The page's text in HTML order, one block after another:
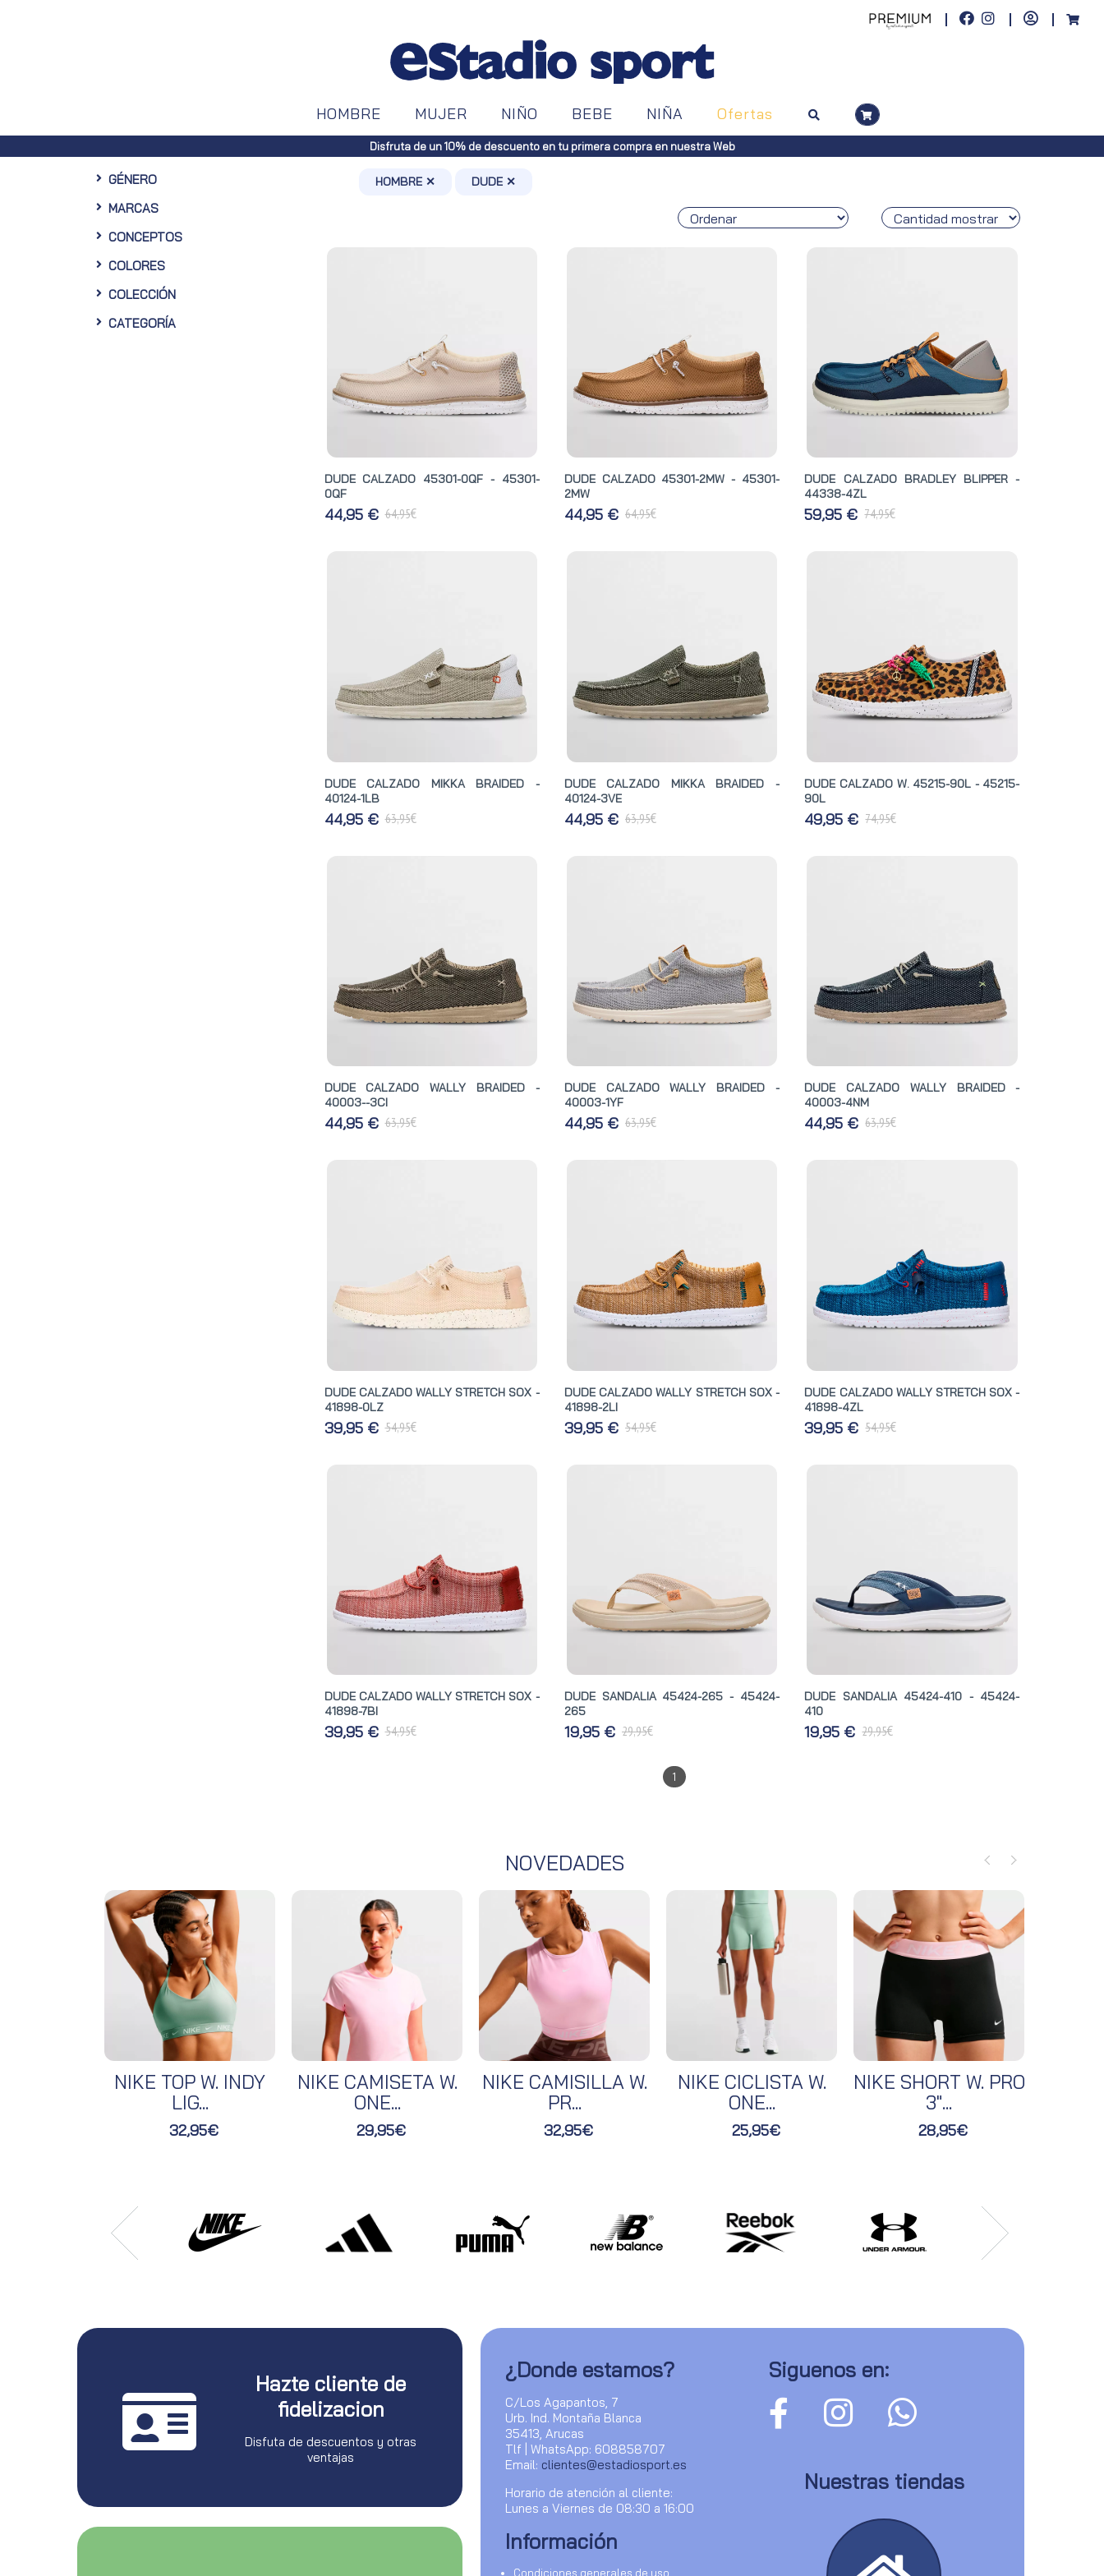
HOMBRE MUJER NIÑO BEBE NIÑA Ofertas
GÉNERO
MARCAS
CONCEPTOS
COLORES
COLECCIÓN
CATEGORÍA
HOMBRE ✕ DUDE ✕
DUDE CALZADO 45301-0QF - 45301-
0QF
44,95 € 64,95€
DUDE CALZADO 45301-2MW - 45301-
2MW
44,95 € 64,95€
DUDE CALZADO BRADLEY BLIPPER -
44338-4ZL
59,95 € 74,95€
DUDE CALZADO MIKKA BRAIDED -
40124-1LB
44,95 € 63,95€
DUDE CALZADO MIKKA BRAIDED -
40124-3VE
44,95 € 63,95€
DUDE CALZADO W. 45215-90L - 45215-
90L
49,95 € 74,95€
DUDE CALZADO WALLY BRAIDED -
40003--3CI
44,95 € 63,95€
DUDE CALZADO WALLY BRAIDED -
40003-1YF
44,95 € 63,95€
DUDE CALZADO WALLY BRAIDED -
40003-4NM
44,95 € 63,95€
DUDE CALZADO WALLY STRETCH SOX -
41898-0LZ
39,95 € 54,95€
DUDE CALZADO WALLY STRETCH SOX -
41898-2LI
39,95 € 54,95€
DUDE CALZADO WALLY STRETCH SOX -
41898-4ZL
39,95 € 54,95€
DUDE CALZADO WALLY STRETCH SOX -
41898-7BI
39,95 € 54,95€
DUDE SANDALIA 45424-265 - 45424-
265
19,95 € 29,95€
DUDE SANDALIA 45424-410 - 45424-
410
19,95 € 29,95€
1
NOVEDADES
NIKE TOP W. INDY
LIG...
32,95€
NIKE CAMISETA W.
ONE...
29,95€
NIKE CAMISILLA W.
PR...
32,95€
NIKE CICLISTA W.
ONE...
25,95€
NIKE SHORT W. PRO
3"...
28,95€
Hazte cliente de
fidelizacion
Disfuta de descuentos y otras
ventajas
¿Donde estamos?
C/Los Agapantos, 7
Urb. Ind. Montaña Blanca
35413, Arucas
Tlf | WhatsApp: 608858707
Email: clientes@estadiosport.es
Horario de atención al cliente:
Lunes a Viernes de 08:30 a 16:00
Información
Condiciones generales de uso
Siguenos en:
Nuestras tiendas